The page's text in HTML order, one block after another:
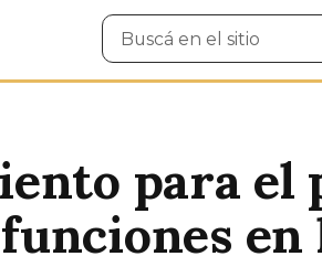
Buscar
en
para el
en